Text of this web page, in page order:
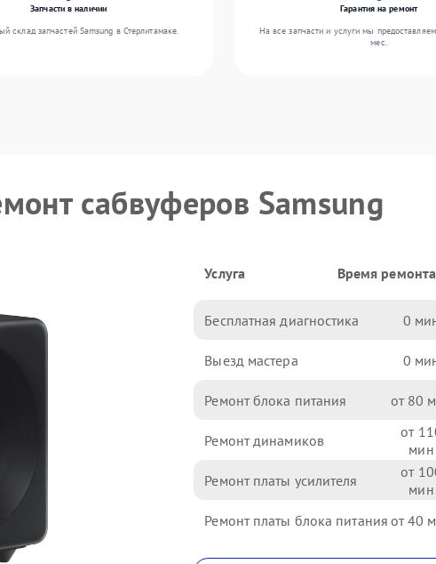
Запчасти в наличии
склад запчастей Samsung в Стерлитамаке.
Гарантия на ремонт
На все запчасти и услуги мы
мес.
сабвуферов Samsung
Услуга Время ремонта
Бесплатная диагностика 0
Выезд мастера 0
Ремонт блока питания 80
Ремонт динамиков
Ремонт платы усилителя
Ремонт платы блока питания 40